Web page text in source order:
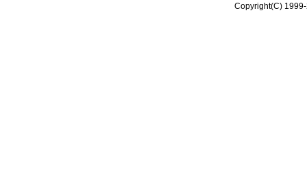
Copyright(C)